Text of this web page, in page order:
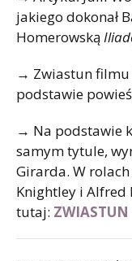
jakiego dokonał
Homerowską
→ Zwiastun filmu
podstawie
→ Na podstawie
samym tytule,
Girarda. W
Knightley i Alfred
tutaj: ZWIASTUN